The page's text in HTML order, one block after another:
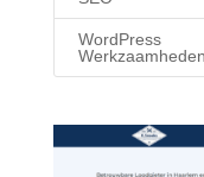
WordPress
Werkzaamheden